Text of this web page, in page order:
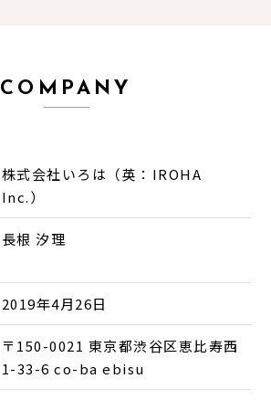
COMPANY
株式会社いろは（英：IROHA
Inc.）
長根 汐理
2019年4月26日
〒150-0021 東京都渋谷区恵比寿西
1-33-6 co-ba ebisu